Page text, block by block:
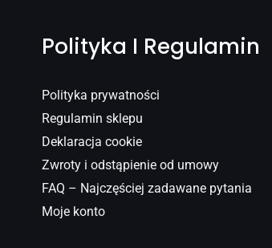
Polityka I Regulamin
Polityka prywatności
Regulamin sklepu
Deklaracja cookie
Zwroty i odstąpienie od umowy
FAQ – Najczęściej zadawane pytania
Moje konto